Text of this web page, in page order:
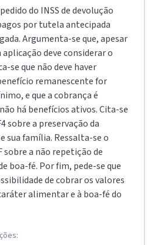
do INSS de devolução
por tutela antecipada
Argumenta-se que, apesar
aplicação deve considerar o
se que não deve haver
remanescente for
e que a cobrança é
há benefícios ativos. Cita-se
sobre a preservação da
sua família. Ressalta-se o
a não repetição de
boa-fé. Por fim, pede-se que
de cobrar os valores
alimentar e à boa-fé do